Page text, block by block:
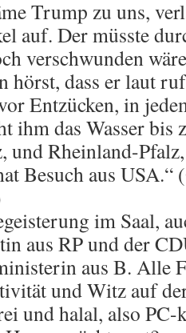
Trump zu uns,
auf. Der müsste
verschwunden
hörst, dass er laut
Entzücken, in
ihm das Wasser bis
und Rheinland-
Besuch aus
im Saal,
aus RP und der
aus B. Alle
und Witz auf
und halal, also